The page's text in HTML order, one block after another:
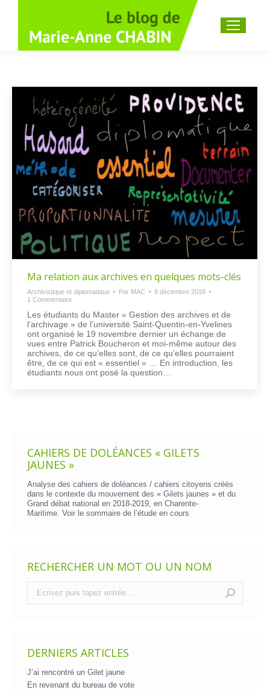
Recherche
Ma relation aux archives en quelques mots-clés
Archivistique et diplomatique Par MAC
9 décembre 2018
1 Commentaire
Les étudiants du Master « Gestion des archives et de
l’archivage » de l’université Saint-Quentin-en-Yvelines
ont organisé le 19 novembre dernier un échange de
vues entre Patrick Boucheron et moi-même autour des
archives, de ce qu’elles sont, de ce qu’elles pourraient
être, de ce qui est « essentiel » … En introduction, les
étudiants nous ont posé la question…
CAHIERS DE DOLÉANCES « GILETS
JAUNES »
Analyse des cahiers de doléances / cahiers citoyens créés
dans le contexte du mouvement des « Gilets jaunes » et du
Grand débat national en 2018-2019, en Charente-
Maritime. Voir le sommaire de l’étude en cours
RECHERCHER UN MOT OU UN NOM
DERNIERS ARTICLES
J’ai rencontré un Gilet jaune
En revenant du bureau de vote